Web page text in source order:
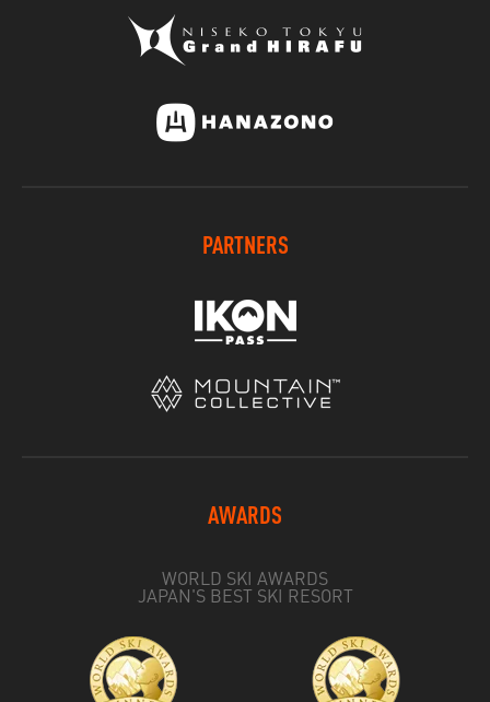
PARTNERS
AWARDS
WORLD SKI AWARDS
JAPAN'S BEST SKI RESORT